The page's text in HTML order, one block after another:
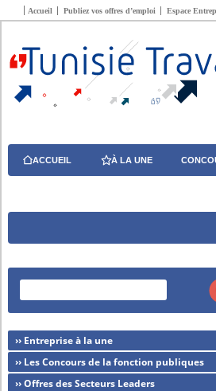
Accueil Publiez vos offres d’emploi Espace
ACCUEIL À LA UNE
›› Entreprise à la une
›› Les Concours de la fonction publiques
›› Offres des Secteurs Leaders